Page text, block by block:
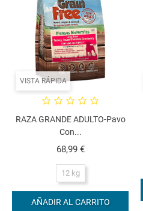
VISTA RÁPIDA
RAZA GRANDE ADULTO-Pavo
Con...
68,99 €Precio
12 kg
AÑADIR AL CARRITO